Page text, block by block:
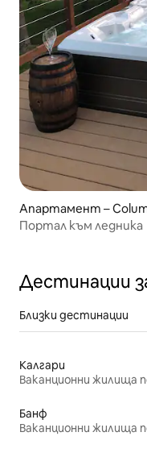
Апартамент –
Портал към ледника
Дестинации
Близки дестинации
Калгари
Банф